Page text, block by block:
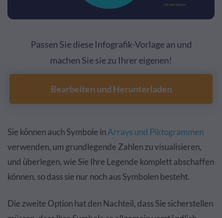
Passen Sie diese Infografik-Vorlage an und
machen Sie sie zu Ihrer eigenen!
Bearbeiten und Herunterladen
Sie können auch Symbole inArrays und Piktogrammen
verwenden, um grundlegende Zahlen zu visualisieren,
und überlegen, wie Sie Ihre Legende komplett abschaffen
können, so dass sie nur noch aus Symbolen besteht.
Die zweite Option hat den Nachteil, dass Sie sicherstellen